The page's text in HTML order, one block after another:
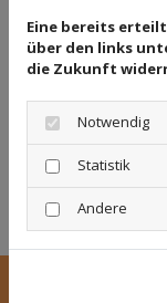
Auch wenn der
vermuten lässt,
beschränkt.
durch unser
werden, dazu
Anhänger,
Reiseschiffe.
Eine bereits
über den links
die Zukunft
Notwendig
Statistik
Andere